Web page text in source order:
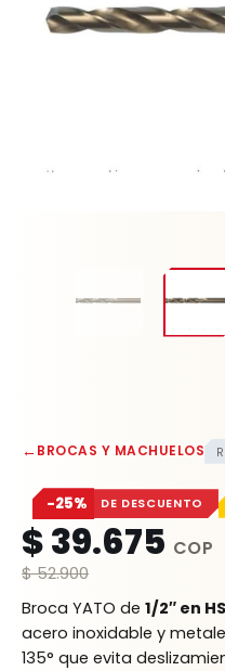
←BROCAS Y MACHUELOS
−25% DE DESCUENTO
$52.900
$39.675
Broca YATO de 1/2″ en
acero inoxidable y
135° que evita